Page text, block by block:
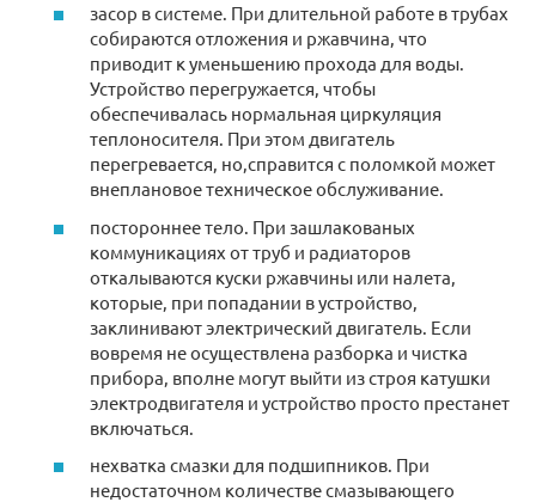
засор в системе. При длительной работе в трубах
собираются отложения и ржавчина, что
приводит к уменьшению прохода для воды.
Устройство перегружается, чтобы
обеспечивалась нормальная циркуляция
теплоносителя. При этом двигатель
перегревается, но,справится с поломкой может
внеплановое техническое обслуживание.
постороннее тело. При зашлакованых
коммуникациях от труб и радиаторов
откалываются куски ржавчины или налета,
которые, при попадании в устройство,
заклинивают электрический двигатель. Если
вовремя не осуществлена разборка и чистка
прибора, вполне могут выйти из строя катушки
электродвигателя и устройство просто престанет
включаться.
нехватка смазки для подшипников. При
недостаточном количестве смазывающего